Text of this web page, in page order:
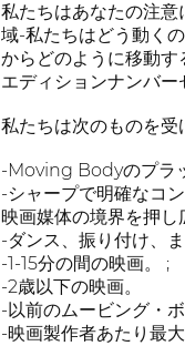
私たちはあなたの注
域-私たちはどう動く
からどのように移動す
エディションナンバー
私たちは次のものを受
-Moving Bodyのプラ
-シャープで明確なコ
映画媒体の境界を押し
-ダンス、振り付け、
-1-15分の間の映画。 ;
-2歳以下の映画。
-以前のムービング・
-映画製作者あたり最大